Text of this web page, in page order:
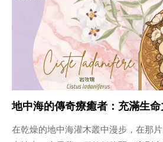
地中海的傳奇療癒者：充滿生
在乾燥的地中海灌木叢中漫步，在那